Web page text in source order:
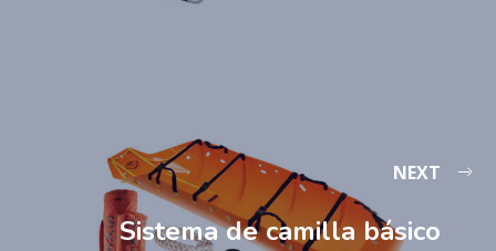
NEXT
Sistema de camilla básico